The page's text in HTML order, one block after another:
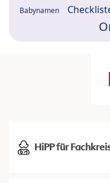
Babynamen
HiPP für